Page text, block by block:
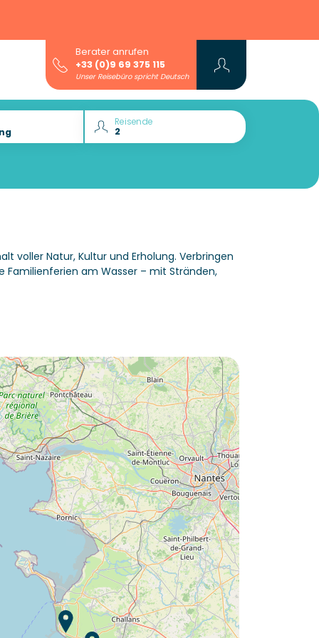
Berater anrufen
+33 (0)9 69 375 115
Unser Reisebüro spricht Deutsch
Reisende
voller Natur, Kultur und Erholung. Verbringen
Familienferien am Wasser – mit Stränden,
Lust auf die :
Camping Le Petit Bois ?
Entdecken Sie